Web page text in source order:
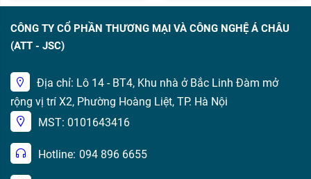
CÔNG TY CỔ PHẦN THƯƠNG MẠI VÀ CÔNG NGHỆ Á CHÂU
(ATT - JSC)
Địa chỉ: Lô 14 - BT4, Khu nhà ở Bắc Linh Đàm mở
rộng vị trí X2, Phường Hoàng Liệt, TP. Hà Nội
MST: 0101643416
Hotline: 094 896 6655